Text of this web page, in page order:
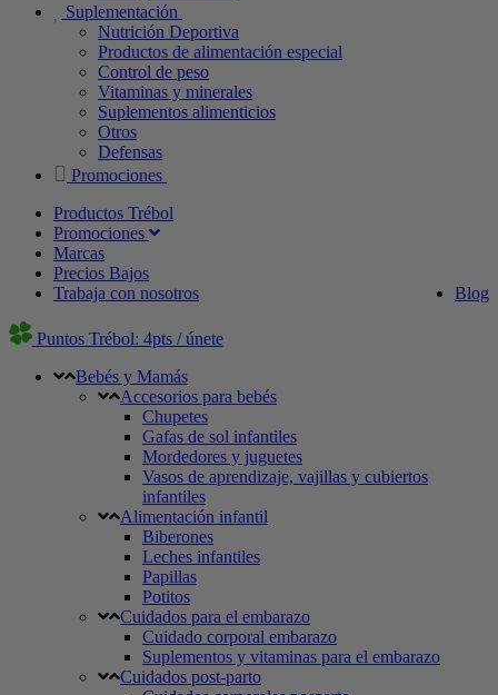
Suplementación
Nutrición Deportiva
Productos de alimentación especial
Control de peso
Vitaminas y minerales
Suplementos alimenticios
Otros
Defensas
Promociones
Productos Trébol
Promociones
Marcas
Precios Bajos
Blog
Trabaja con nosotros
Puntos Trébol: 4pts / únete
Bebés y Mamás
Accesorios para bebés
Chupetes
Gafas de sol infantiles
Mordedores y juguetes
Vasos de aprendizaje, vajillas y cubiertos
infantiles
Alimentación infantil
Biberones
Leches infantiles
Papillas
Potitos
Cuidados para el embarazo
Cuidado corporal embarazo
Suplementos y vitaminas para el embarazo
Cuidados post-parto